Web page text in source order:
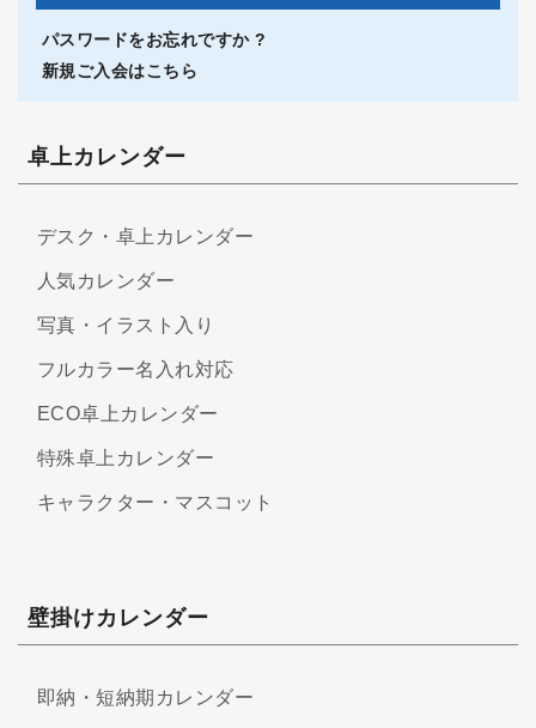
パスワードをお忘れですか ?
新規ご入会はこちら
卓上カレンダー
デスク・卓上カレンダー
人気カレンダー
写真・イラスト入り
フルカラー名入れ対応
ECO卓上カレンダー
特殊卓上カレンダー
キャラクター・マスコット
壁掛けカレンダー
即納・短納期カレンダー